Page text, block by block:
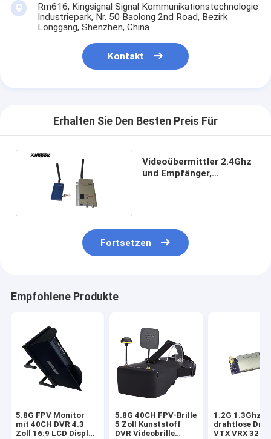
Rm616, Kingsignal Signal Kommunikationstechnologie
Industriepark, Nr. 50 Baolong 2nd Road, Bezirk
Longgang, Shenzhen, China
Kontakt
Erhalten Sie Den Besten Preis Für
Videoübermittler 2.4Ghz
und Empfänger,
Fortsetzen
Empfohlene Produkte
5.8G FPV Monitor
mit 40CH DVR 4.3
Zoll 16:9 LCD Display
5.8G 40CH FPV-Brille
5 Zoll Kunststoff
DVR Videobrille
1.2G 1.3Ghz
drahtlose
VTX VRX